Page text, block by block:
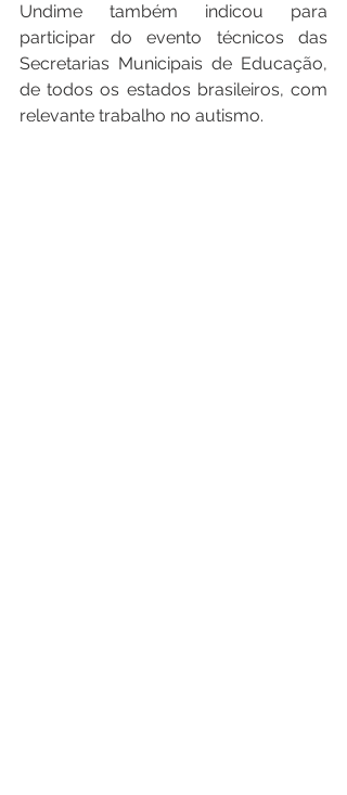
Undime também indicou para
participar do evento técnicos das
Secretarias Municipais de Educação,
de todos os estados brasileiros, com
relevante trabalho no autismo.